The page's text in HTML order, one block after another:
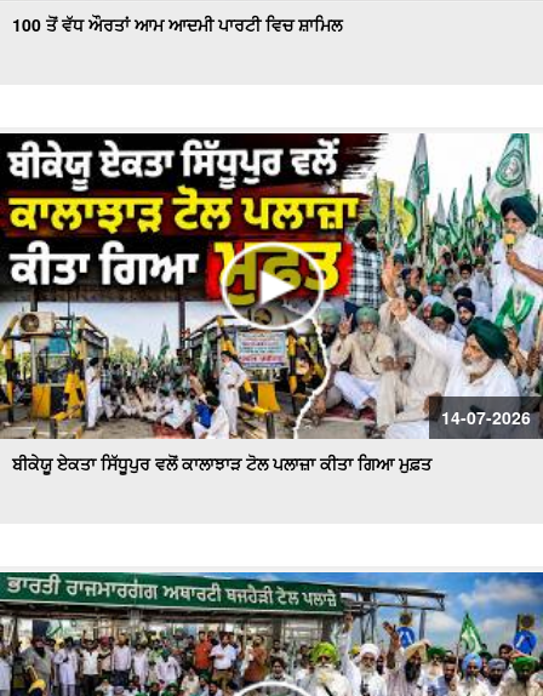
100 ਤੋਂ ਵੱਧ ਔਰਤਾਂ ਆਮ ਆਦਮੀ ਪਾਰਟੀ ਵਿਚ ਸ਼ਾਮਿਲ
14-07-2026
ਬੀਕੇਯੂ ਏਕਤਾ ਸਿੱਧੂਪੁਰ ਵਲੋਂ ਕਾਲਾਝਾੜ ਟੋਲ ਪਲਾਜ਼ਾ ਕੀਤਾ ਗਿਆ ਮੁਫ਼ਤ